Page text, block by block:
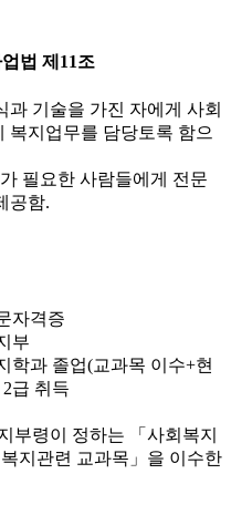
법 제11조
기술을 가진 자에게 사회
복지업무를 담당토록 함으
필요한 사람들에게 전문
공함.
자격증
부
학과 졸업(교과목 이수+현
급 취득
부령이 정하는 「사회복지
지관련 교과목」을 이수한